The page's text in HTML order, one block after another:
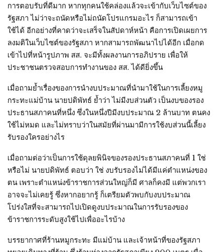
การตอบรับที่ดีมาก หากทุกคนใช้คล่องแล้วจะเข้ากับเว็บไซต์ของ
รัฐสภา ไม่ว่าจะถนัดหรือไม่ถนัดโปรแกรมอะไร ก็สามารถเข้า
ใช้ได้ อีกอย่างที่คาดว่าจะเสร็จในสัปดาห์หน้า คือการเปิดเผยการ
ลงมติในเว็บไซต์ของรัฐสภา หากสามารถพัฒนาไปได้อีก เมื่อกด
เข้าไปที่หน้ารูปภาพ สส. จะมีทั้งผลงานการอภิปราย เพื่อให้
ประชาชนตรวจสอบการทำงานของ สส. ได้ดียิ่งขึ้น
เมื่อถามย้ำเรื่องของการนำงบประมาณที่นำมาใช้ในการเลี้ยงหมู
กระทะแม่บ้าน นายปดิพัทธ์ ย้ำว่า ไม่มีงบส่วนตัว เป็นงบของรอง
ประธานสภาคนที่หนึ่ง ซึ่งในหนึ่งปีมีงบประมาณ 2 ล้านบาท ตนคง
ใช้ไม่หมด และไม่ทราบว่าในสมัยที่ผ่านมามีการใช้งบส่วนนี้เลี้ยง
รับรองใครอย่างไร
เมื่อถามต่อว่าเป็นการใช้ดุลยพินิจของรองประธานสภาคนที่ 1 ใช่
หรือไม่ นายปดิพัทธ์ ตอบว่า ใช่ งบรับรองไม่ได้มีแค่ตำแหน่งของ
ตน เพราะตำแหน่งข้าราชการส่วนใหญ่ก็มี ศาลก็คงมี แต่พวกเรา
อาจจะไม่เคยรู้ ซึ่งหากอยากรู้ ก็เตรียมตัวพบกับงบประมาณ
โปร่งใสที่จะสามารถไปเปิดดูงบประมาณในการรับรองของ
ข้าราชการระดับสูงใช้ไปเพื่ออะไรบ้าง
บรรยากาศที่ร้านหมูกระทะ มีแม่บ้าน และเจ้าหน้าที่ของรัฐสภา